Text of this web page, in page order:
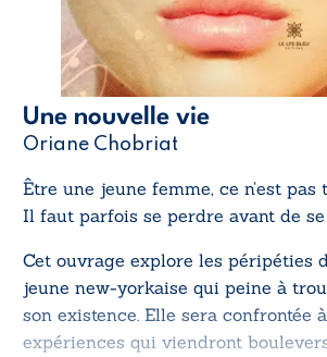
Une nouvelle vie
Oriane Chobriat
Être une jeune femme, ce n’est pas
Il faut parfois se perdre avant de
Cet ouvrage explore les péripéties
jeune new-yorkaise qui peine à
son existence. Elle sera confrontée
expériences qui viendront